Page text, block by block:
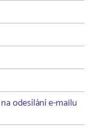
odesílání e-mailu